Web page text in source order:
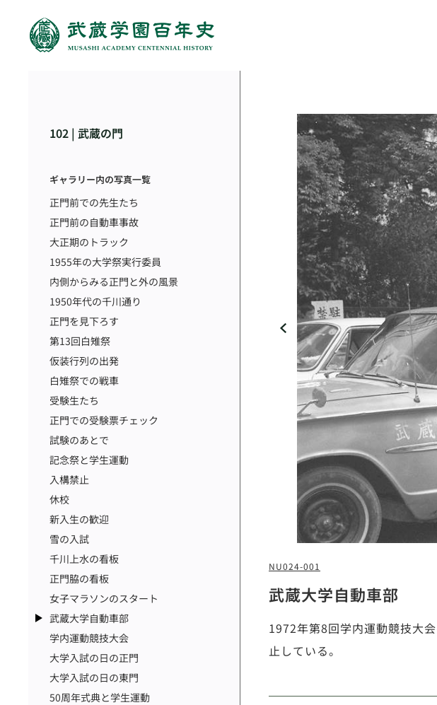
102 | 武蔵の門
ギャラリー内の写真一覧
正門前での先生たち
正門前の自動車事故
大正期のトラック
1955年の大学祭実行委員
内側からみる正門と外の風景
1950年代の千川通り
正門を見下ろす
第13回白雉祭
仮装行列の出発
白雉祭での戦車
受験生たち
正門での受験票チェック
試験のあとで
記念祭と学生運動
入構禁止
休校
新入生の歓迎
雪の入試
千川上水の看板
正門脇の看板
女子マラソンのスタート
武蔵大学自動車部
学内運動競技大会
大学入試の日の正門
大学入試の日の東門
50周年式典と学生運動
NU024-001
武蔵大学自動車部
1972年第8回学内運動競技大
止している。